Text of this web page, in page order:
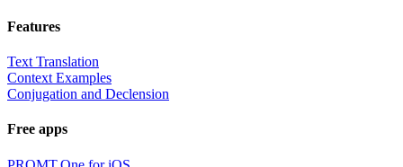
Features
Text Translation
Context Examples
Conjugation and Declension
Free apps